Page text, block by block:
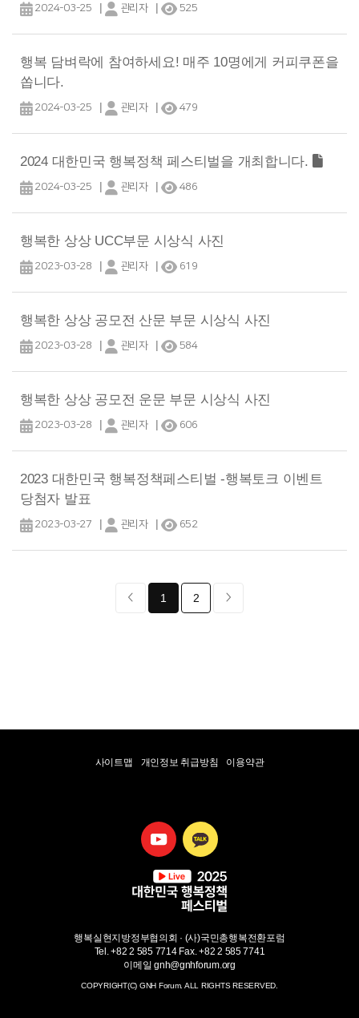
2024-03-25 | 관리자 | 525
행복 담벼락에 참여하세요! 매주 10명에게 커피쿠폰을
쏩니다.
2024-03-25 | 관리자 | 479
2024 대한민국 행복정책 페스티벌을 개최합니다.
2024-03-25 | 관리자 | 486
행복한 상상 UCC부문 시상식 사진
2023-03-28 | 관리자 | 619
행복한 상상 공모전 산문 부문 시상식 사진
2023-03-28 | 관리자 | 584
행복한 상상 공모전 운문 부문 시상식 사진
2023-03-28 | 관리자 | 606
2023 대한민국 행복정책페스티벌 -행복토크 이벤트
당첨자 발표
2023-03-27 | 관리자 | 652
1 2
사이트맵 개인정보 취급방침 이용약관
유튜브 카카오톡
행복실현지방정부협의회 · (사)국민총행복전환포럼
Tel. +82 2 585 7714 Fax. +82 2 585 7741
이메일 gnh@gnhforum.org
COPYRIGHT(C) GNH Forum. ALL RIGHTS RESERVED.